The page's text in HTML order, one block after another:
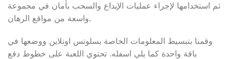
ثم استخدامها لإجراء عمليات الإيداع والسحب بأمان في مجموعة
واسعة من مواقع الرهان.
وقمنا بتبسيط المعلومات الخاصة بسلوتس اونلاين ووضعها في
باقة واحدة كما يلي اسفله. تحتوي اللعبة على خطوط دفع